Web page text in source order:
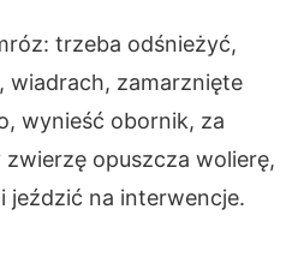
trzeba odśnieżyć,
wiadrach, zamarznięte
wynieść obornik, za
opuszcza wolierę,
jeździć na interwencje.